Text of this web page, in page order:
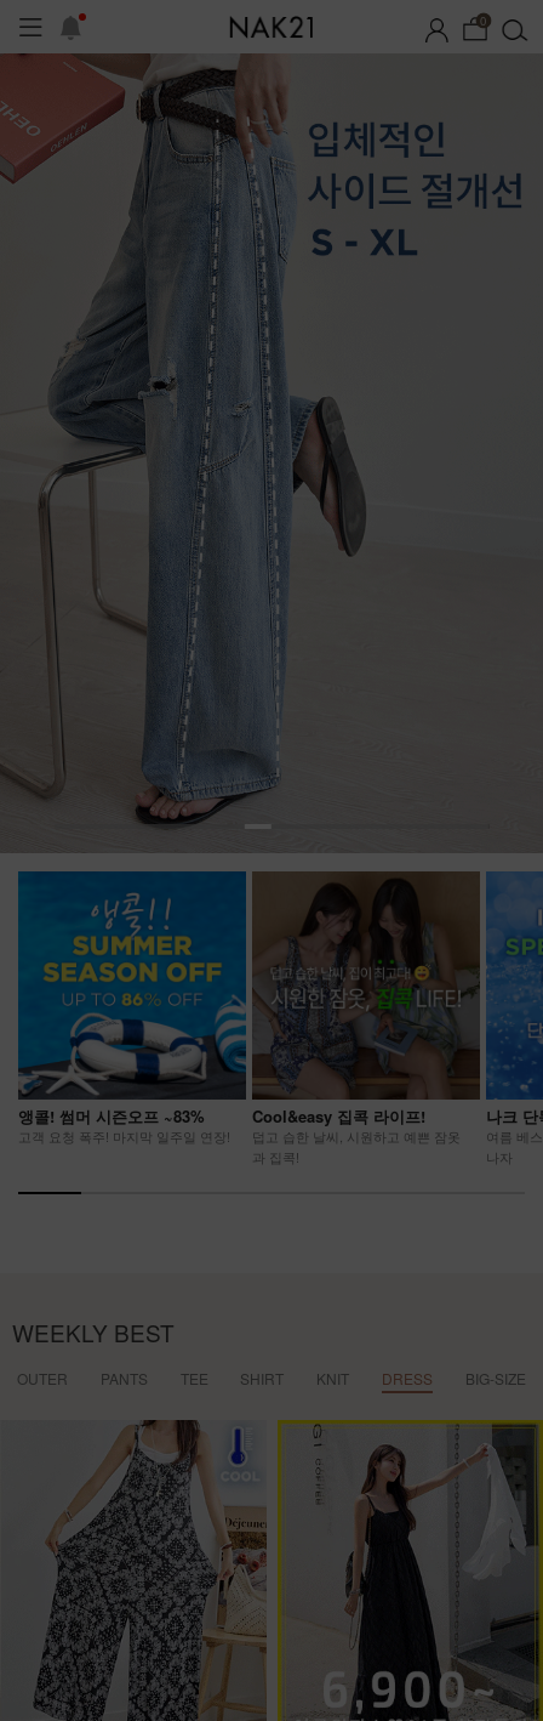
0
1+1 기획세트 자체제작 여름 잠옷
앵콜! 썸머 시즌오프 ~83%
고객 요청 폭주! 마지막 일주일 연장!
Cool&easy 집콕 라이프!
덥고 습한 날씨, 시원하고 예쁜 잠옷
과 집콕!
나크
여름 베
나자
WEEKLY BEST
OUTER PANTS TEE SHIRT KNIT DRESS BIG-SIZE